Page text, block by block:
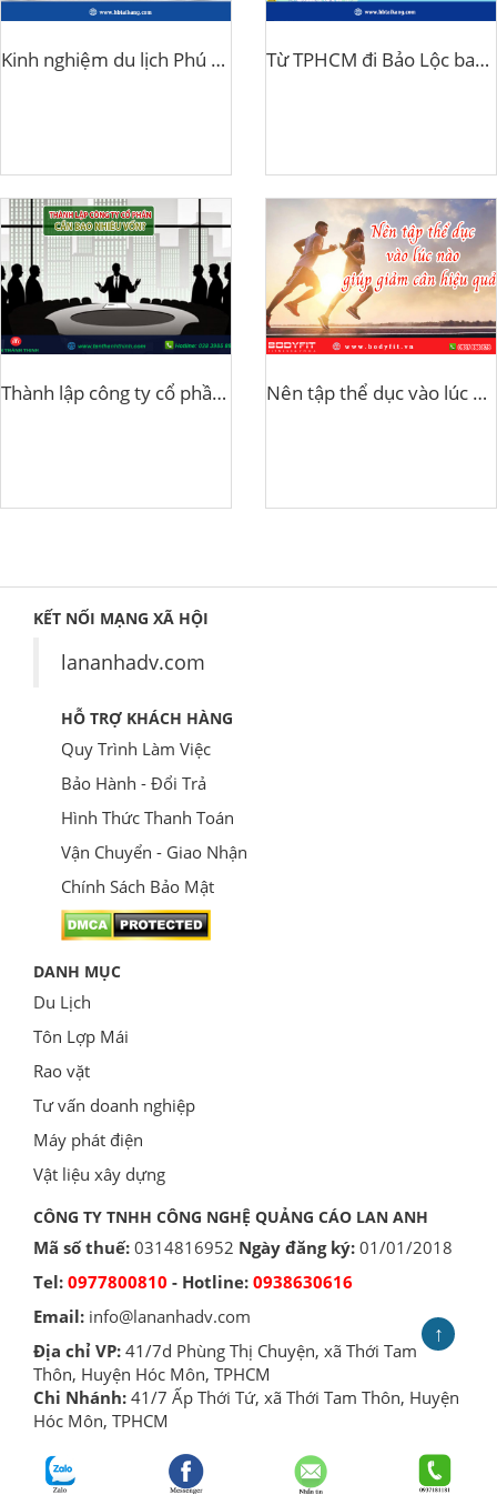
Kinh nghiệm du lịch Phú Quốc cho gia đình Từ TPHCM đi Bảo Lộc bao nhiêu km
Thành lập công ty cổ phần cần bao nhiêu vốn? Nên tập thể dục vào lúc nào giúp giảm cân hiệu quả?
KẾT NỐI MẠNG XÃ HỘI
lananhadv.com
HỖ TRỢ KHÁCH HÀNG
Quy Trình Làm Việc
Bảo Hành - Đổi Trả
Hình Thức Thanh Toán
Vận Chuyển - Giao Nhận
Chính Sách Bảo Mật
DANH MỤC
Du Lịch
Tôn Lợp Mái
Rao vặt
Tư vấn doanh nghiệp
Máy phát điện
Vật liệu xây dựng
CÔNG TY TNHH CÔNG NGHỆ QUẢNG CÁO LAN ANH
Mã số thuế: 0314816952 Ngày đăng ký: 01/01/2018
Tel: 0977800810 - Hotline: 0938630616
Email: info@lananhadv.com
Địa chỉ VP: 41/7d Phùng Thị Chuyện, xã Thới Tam
Thôn, Huyện Hóc Môn, TPHCM
Chi Nhánh: 41/7 Ấp Thới Tứ, xã Thới Tam Thôn, Huyện
Hóc Môn, TPHCM
↑